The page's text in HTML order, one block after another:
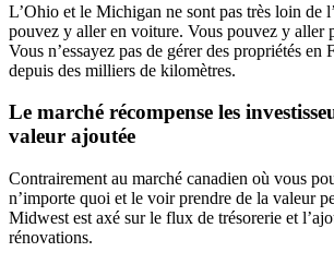
L’Ohio et le Michigan ne sont pas très loin de
pouvez y aller en voiture. Vous pouvez y aller
Vous n’essayez pas de gérer des propriétés
depuis des milliers de kilomètres.
Le marché récompense les
valeur ajoutée
Contrairement au marché canadien où vous
n’importe quoi et le voir prendre de la valeur
Midwest est axé sur le flux de trésorerie et
rénovations.